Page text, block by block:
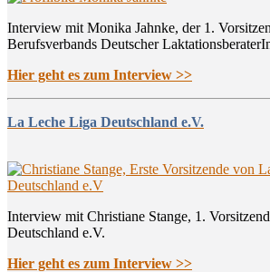
Interview mit Monika Jahnke, der 1.
Berufsverbands Deutscher
Hier geht es zum Interview >>
La Leche Liga Deutschland e.V.
Interview mit Christiane Stange, 1.
Deutschland e.V.
Hier geht es zum Interview >>